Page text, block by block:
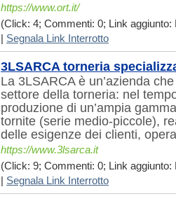
https://www.ort.it/
(Click: 4; Commenti: 0; Link aggiunto:
Segnala Link Interrotto
3LSARCA torneria
La 3LSARCA è un’azienda
settore della torneria: nel
produzione di un’ampia
tornite (serie medio-piccole),
delle esigenze dei clienti,
https://www.3lsarca.it
(Click: 9; Commenti: 0; Link aggiunto:
Segnala Link Interrotto